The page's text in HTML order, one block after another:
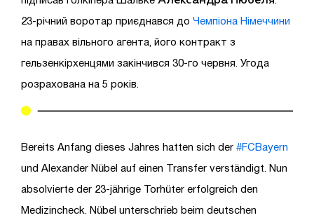
23-річний воротар приєднався до Чемпіона Німеччини
на правах вільного агента, його контракт з
гельзенкірхенцями закінчився 30-го червня. Угода
розрахована на 5 років.
Bereits Anfang dieses Jahres hatten sich der #FCBayern
und Alexander Nübel auf einen Transfer verständigt. Nun
absolvierte der 23-jährige Torhüter erfolgreich den
Medizincheck. Nübel unterschrieb beim deutschen